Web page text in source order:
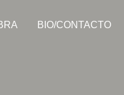
BIO/CONTACTO